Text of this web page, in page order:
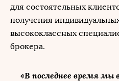
для состоятельных
получения
высококлассных
брокера.
«В последнее время